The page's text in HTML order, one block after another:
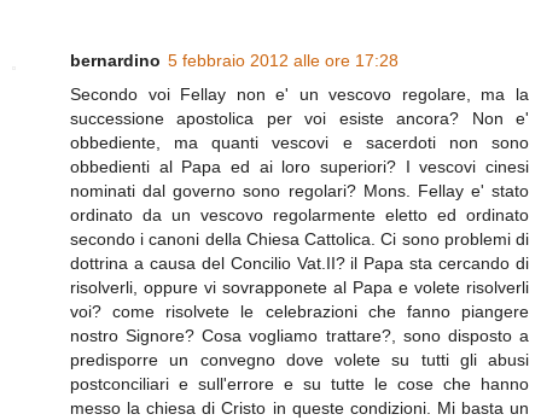
bernardino 5 febbraio 2012 alle ore 17:28
Secondo voi Fellay non e' un vescovo regolare, ma la
successione apostolica per voi esiste ancora? Non e'
obbediente, ma quanti vescovi e sacerdoti non sono
obbedienti al Papa ed ai loro superiori? I vescovi cinesi
nominati dal governo sono regolari? Mons. Fellay e' stato
ordinato da un vescovo regolarmente eletto ed ordinato
secondo i canoni della Chiesa Cattolica. Ci sono problemi di
dottrina a causa del Concilio Vat.II? il Papa sta cercando di
risolverli, oppure vi sovrapponete al Papa e volete risolverli
voi? come risolvete le celebrazioni che fanno piangere
nostro Signore? Cosa vogliamo trattare?, sono disposto a
predisporre un convegno dove volete su tutti gli abusi
postconciliari e sull'errore e su tutte le cose che hanno
messo la chiesa di Cristo in queste condizioni. Mi basta un